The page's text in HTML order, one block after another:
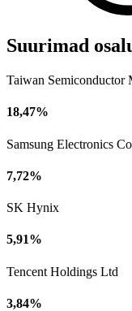
Suurimad
Taiwan Semiconductor
18,47%
Samsung Electronics
7,72%
SK Hynix
5,91%
Tencent Holdings Ltd
3,84%